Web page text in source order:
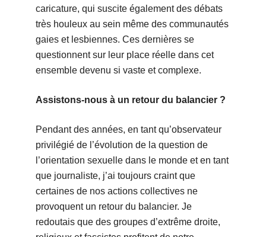
caricature, qui suscite également des débats
très houleux au sein même des communautés
gaies et lesbiennes. Ces dernières se
questionnent sur leur place réelle dans cet
ensemble devenu si vaste et complexe.
Assistons-nous à un retour du balancier ?
Pendant des années, en tant qu’observateur
privilégié de l’évolution de la question de
l’orientation sexuelle dans le monde et en tant
que journaliste, j’ai toujours craint que
certaines de nos actions collectives ne
provoquent un retour du balancier. Je
redoutais que des groupes d’extrême droite,